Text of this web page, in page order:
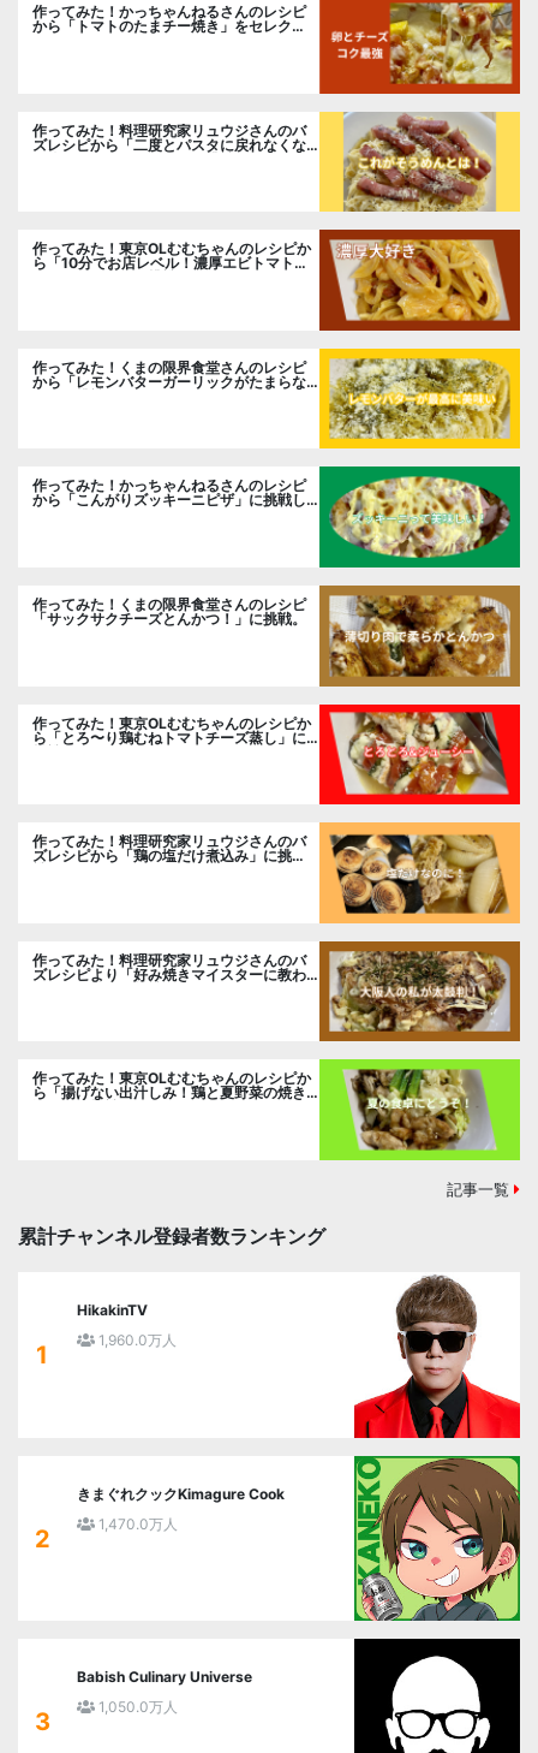
作ってみた！かっちゃんねるさんのレシピ
から「トマトのたまチー焼き」をセレク
作ってみた！料理研究家リュウジさんのバ
ズレシピから「二度とパスタに戻れなくな
る冷やしカルボナーラ」に挑戦。
作ってみた！東京OLむむちゃんのレシピか
ら「10分でお店レベル！濃厚エビトマトク
作ってみた！くまの限界食堂さんのレシピ
から「レモンバターガーリックがたまらな
い」に挑戦。
作ってみた！かっちゃんねるさんのレシピ
から「こんがりズッキーニピザ」に挑戦し
作ってみた！くまの限界食堂さんのレシピ
「サックサクチーズとんかつ！」に挑戦。
作ってみた！東京OLむむちゃんのレシピか
ら「とろ〜り鶏むねトマトチーズ蒸し」に
挑戦
作ってみた！料理研究家リュウジさんのバ
ズレシピから「鶏の塩だけ煮込み」に挑
作ってみた！料理研究家リュウジさんのバ
ズレシピより「好み焼きマイスターに教わ
るお好み焼」に挑戦。
作ってみた！東京OLむむちゃんのレシピか
ら「揚げない出汁しみ！鶏と夏野菜の焼き
記事一覧
累計チャンネル登録者数ランキング
1
HikakinTV
1,960.0万人
2
きまぐれクックKimagure Cook
1,470.0万人
3
Babish Culinary Universe
1,050.0万人